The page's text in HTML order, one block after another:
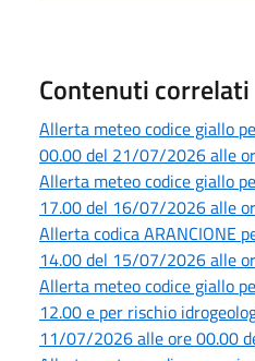
Contenuti correlati
Allerta meteo codice giallo
00.00 del 21/07/2026 alle
Allerta meteo codice giallo
17.00 del 16/07/2026 alle
Allerta codica ARANCIONE
14.00 del 15/07/2026 alle
Allerta meteo codice giallo
12.00 e per rischio
11/07/2026 alle ore 00.00